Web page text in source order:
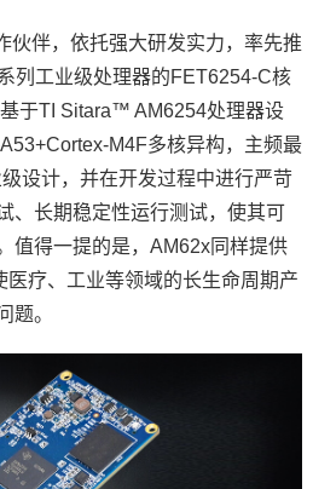
伙伴，依托强大研发实力，率先推
列工业级处理器的FET6254-C核
于TI Sitara™ AM6254处理器设
M4F多核异构，主频最
设计，并在开发过程中进行严苛
、长期稳定性运行测试，使其可
值得一提的是，AM62x同样提供
医疗、工业等领域的长生命周期产
题。